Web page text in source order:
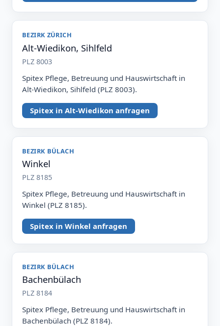
BEZIRK ZÜRICH
Alt-Wiedikon, Sihlfeld
PLZ 8003
Spitex Pflege, Betreuung und Hauswirtschaft in
Alt-Wiedikon, Sihlfeld (PLZ 8003).
Spitex in Alt-Wiedikon anfragen
BEZIRK BÜLACH
Winkel
PLZ 8185
Spitex Pflege, Betreuung und Hauswirtschaft in
Winkel (PLZ 8185).
Spitex in Winkel anfragen
BEZIRK BÜLACH
Bachenbülach
PLZ 8184
Spitex Pflege, Betreuung und Hauswirtschaft in
Bachenbülach (PLZ 8184).